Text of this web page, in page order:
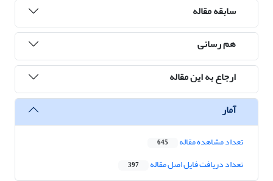
سابقه مقاله
هم رسانی
ارجاع به این مقاله
آمار
تعداد مشاهده مقاله 645
تعداد دریافت فایل اصل مقاله 397